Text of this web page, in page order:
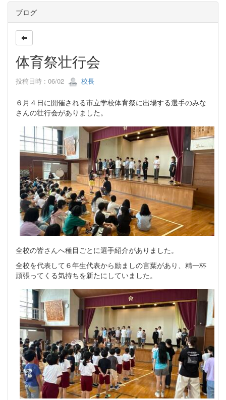
ブログ
体育祭壮行会
投稿日時 : 06/02 校長
６月４日に開催される市立学校体育祭に出場する選手のみな
さんの壮行会がありました。
全校の皆さんへ種目ごとに選手紹介がありました。
全校を代表して６年生代表から励ましの言葉があり、精一杯
頑張ってくる気持ちを新たにしていました。